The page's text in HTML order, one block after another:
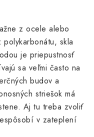
z ocele alebo
skla
je priepustnosť
sa veľmi často na
budov a
striešok má
Aj tu treba zvoliť
v zateplení